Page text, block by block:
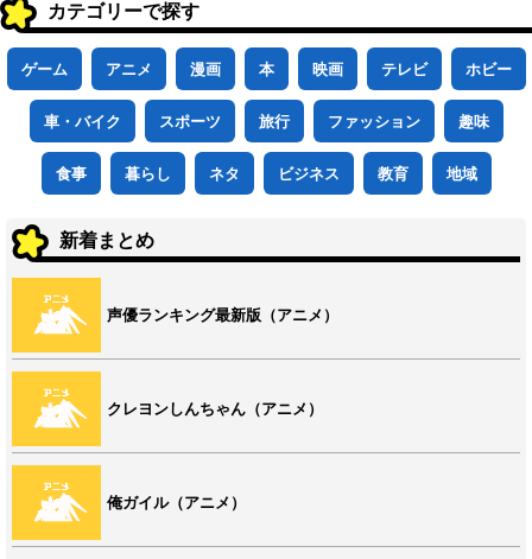
カテゴリーで探す
ゲーム アニメ 漫画 本 映画 テレビ ホビー
車・バイク スポーツ 旅行 ファッション 趣味
食事 暮らし ネタ ビジネス 教育 地域
新着まとめ
声優ランキング最新版（アニメ）
クレヨンしんちゃん（アニメ）
俺ガイル（アニメ）